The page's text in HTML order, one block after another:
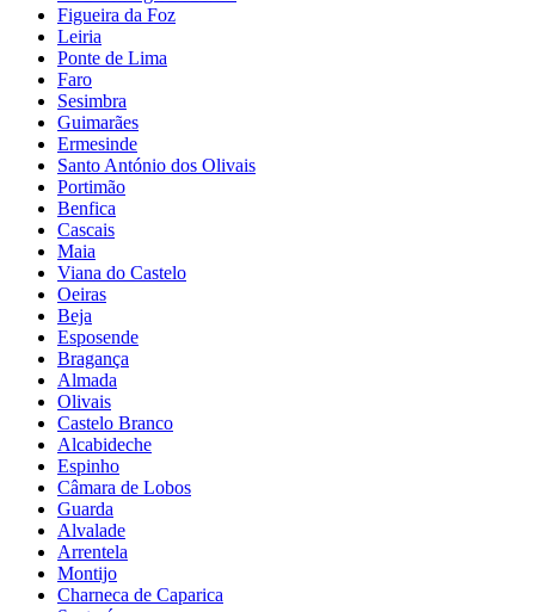
Figueira da Foz
Leiria
Ponte de Lima
Faro
Sesimbra
Guimarães
Ermesinde
Santo António dos Olivais
Portimão
Benfica
Cascais
Maia
Viana do Castelo
Oeiras
Beja
Esposende
Bragança
Almada
Olivais
Castelo Branco
Alcabideche
Espinho
Câmara de Lobos
Guarda
Alvalade
Arrentela
Montijo
Charneca de Caparica